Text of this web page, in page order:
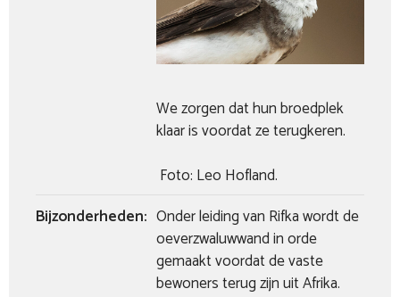
We zorgen dat hun broedplek
klaar is voordat ze terugkeren.
Foto: Leo Hofland.
Bijzonderheden: Onder leiding van Rifka wordt de
oeverzwaluwwand in orde
gemaakt voordat de vaste
bewoners terug zijn uit Afrika.